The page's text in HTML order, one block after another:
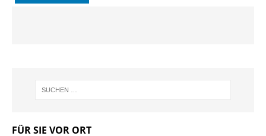
FÜR SIE VOR ORT